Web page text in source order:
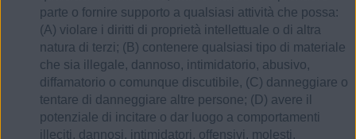
parte o fornire supporto a qualsiasi attività che possa:
(A) violare i diritti di proprietà intellettuale o di altra
natura di terzi; (B) contenere qualsiasi tipo di materiale
che sia illegale, dannoso, intimidatorio, abusivo,
diffamatorio o comunque discutibile, (C) danneggiare o
tentare di danneggiare altre persone; (D) avere il
potenziale di incitare o dar luogo a comportamenti
illeciti, dannosi, intimidatori, offensivi, molesti,